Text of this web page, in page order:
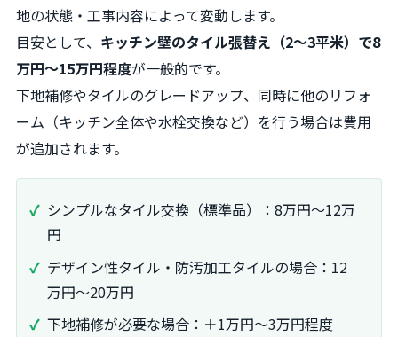
地の状態・工事内容によって変動します。
目安として、 キッチン壁のタイル張替え（2〜3平米）で8
万円〜15万円程度が一般的です。
下地補修やタイルのグレードアップ、同時に他のリフォ
ーム（キッチン全体や水栓交換など）を行う場合は費用
が追加されます。
シンプルなタイル交換（標準品）：8万円〜12万
円
デザイン性タイル・防汚加工タイルの場合：12
万円〜20万円
下地補修が必要な場合：＋1万円〜3万円程度